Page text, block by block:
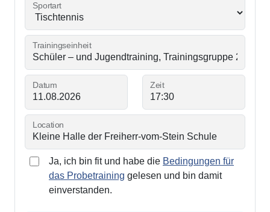
Sportart
Trainingseinheit
Datum Zeit
Location
Ja, ich bin fit und habe die Bedingungen für
das Probetraining gelesen und bin damit
einverstanden.